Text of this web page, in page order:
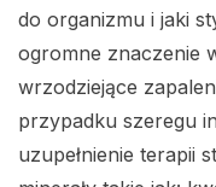
do organizmu i jaki
ogromne znaczenie
wrzodziejące
przypadku szeregu
uzupełnienie terapii